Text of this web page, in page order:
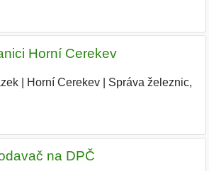
Horní Cerekev
| Horní Cerekev|
Správa železnic,
na DPČ